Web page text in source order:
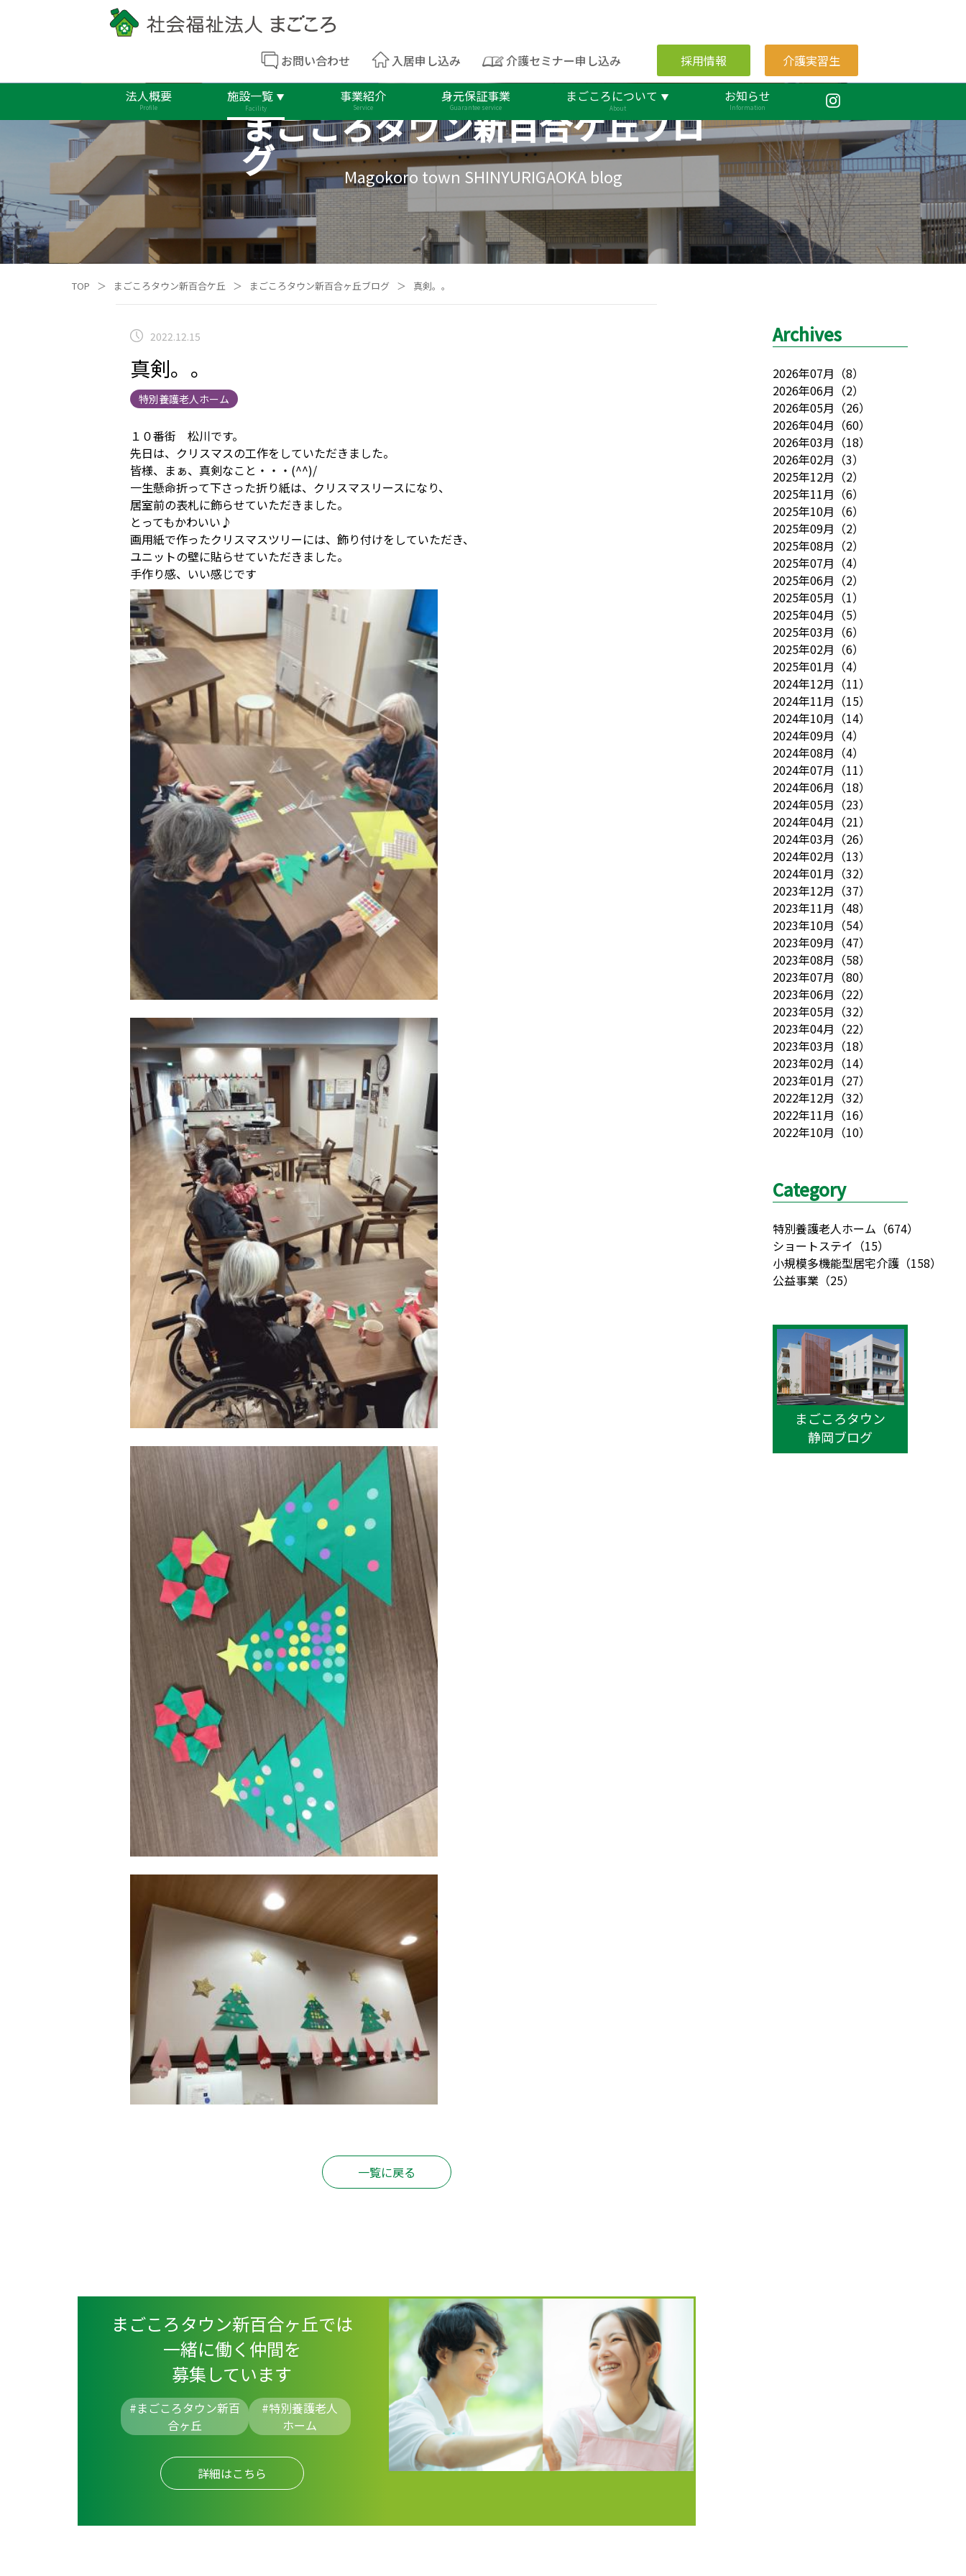
お問い合わせ 入居申し込み 介護セミナー申し込み 採用情報 介護実習生
法人概要
Profile
施設一覧
Facility
事業紹介
Service
身元保証事業
Guarantee service
まごころについて
About
お知らせ
Information
まごころタウン新百合ケ丘ブロ
グ Magokoro town SHINYURIGAOKA blog
TOP ＞ まごころタウン新百合ケ丘 ＞ まごころタウン新百合ヶ丘ブログ ＞ 真剣。。
2022.12.15
真剣。。
特別養護老人ホーム
１０番街 松川です。
先日は、クリスマスの工作をしていただきました。
皆様、まぁ、真剣なこと・・・(^^)/
一生懸命折って下さった折り紙は、クリスマスリースになり、
居室前の表札に飾らせていただきました。
とってもかわいい♪
画用紙で作ったクリスマスツリーには、飾り付けをしていただき、
ユニットの壁に貼らせていただきました。
手作り感、いい感じです
一覧に戻る
まごころタウン新百合ヶ丘では
一緒に働く仲間を
募集しています
#まごころタウン新百
合ヶ丘
#特別養護老人
ホーム
詳細はこちら
Archives
2026年07月 （8）
2026年06月 （2）
2026年05月 （26）
2026年04月 （60）
2026年03月 （18）
2026年02月 （3）
2025年12月 （2）
2025年11月 （6）
2025年10月 （6）
2025年09月 （2）
2025年08月 （2）
2025年07月 （4）
2025年06月 （2）
2025年05月 （1）
2025年04月 （5）
2025年03月 （6）
2025年02月 （6）
2025年01月 （4）
2024年12月 （11）
2024年11月 （15）
2024年10月 （14）
2024年09月 （4）
2024年08月 （4）
2024年07月 （11）
2024年06月 （18）
2024年05月 （23）
2024年04月 （21）
2024年03月 （26）
2024年02月 （13）
2024年01月 （32）
2023年12月 （37）
2023年11月 （48）
2023年10月 （54）
2023年09月 （47）
2023年08月 （58）
2023年07月 （80）
2023年06月 （22）
2023年05月 （32）
2023年04月 （22）
2023年03月 （18）
2023年02月 （14）
2023年01月 （27）
2022年12月 （32）
2022年11月 （16）
2022年10月 （10）
Category
特別養護老人ホーム （674）
ショートステイ （15）
小規模多機能型居宅介護 （158）
公益事業 （25）
まごころタウン
静岡ブログ